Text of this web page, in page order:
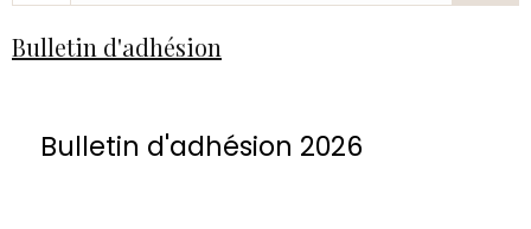
Bulletin d'adhésion
Bulletin d'adhésion 2026